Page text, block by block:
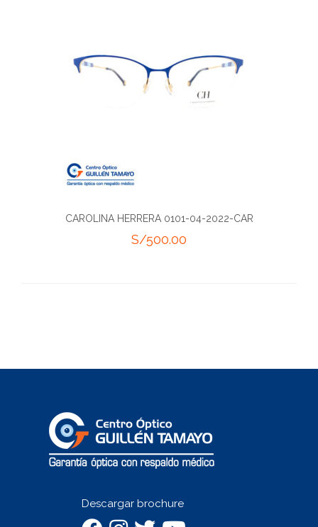
CAROLINA HERRERA 0101-04-2022-CAR
S/500.00
Descargar brochure